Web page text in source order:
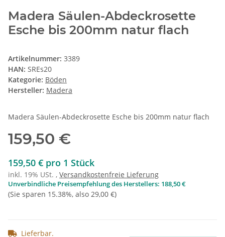
Madera Säulen-Abdeckrosette
Esche bis 200mm natur flach
Artikelnummer: 3389
HAN: SREs20
Kategorie: Böden
Hersteller: Madera
Madera Säulen-Abdeckrosette Esche bis 200mm natur flach
159,50 €
159,50 € pro 1 Stück
inkl. 19% USt. , Versandkostenfreie Lieferung
Unverbindliche Preisempfehlung des Herstellers: 188,50 €
(Sie sparen 15.38%, also 29,00 €)
Lieferbar.